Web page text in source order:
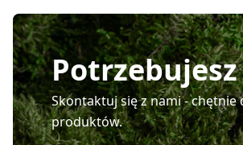
Skontaktuj się z nami -
produktów.